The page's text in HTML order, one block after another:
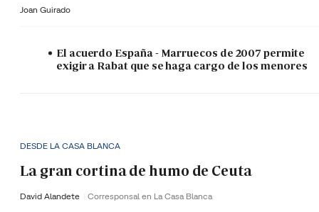
Joan Guirado
El acuerdo España - Marruecos de 2007 permite
exigir a Rabat que se haga cargo de los menores
DESDE LA CASA BLANCA
La gran cortina de humo de Ceuta
David Alandete Corresponsal en La Casa Blanca